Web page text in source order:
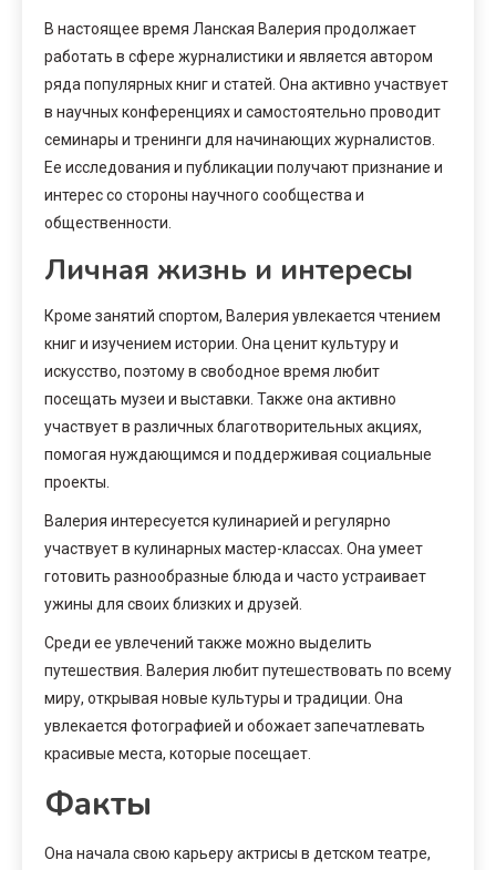
В настоящее время Ланская Валерия продолжает
работать в сфере журналистики и является автором
ряда популярных книг и статей. Она активно участвует
в научных конференциях и самостоятельно проводит
семинары и тренинги для начинающих журналистов.
Ее исследования и публикации получают признание и
интерес со стороны научного сообщества и
общественности.
Личная жизнь и интересы
Кроме занятий спортом, Валерия увлекается чтением
книг и изучением истории. Она ценит культуру и
искусство, поэтому в свободное время любит
посещать музеи и выставки. Также она активно
участвует в различных благотворительных акциях,
помогая нуждающимся и поддерживая социальные
проекты.
Валерия интересуется кулинарией и регулярно
участвует в кулинарных мастер-классах. Она умеет
готовить разнообразные блюда и часто устраивает
ужины для своих близких и друзей.
Среди ее увлечений также можно выделить
путешествия. Валерия любит путешествовать по всему
миру, открывая новые культуры и традиции. Она
увлекается фотографией и обожает запечатлевать
красивые места, которые посещает.
Факты
Она начала свою карьеру актрисы в детском театре,